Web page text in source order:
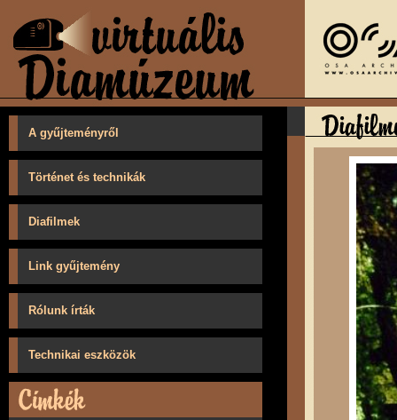
A gyűjteményről
Történet és technikák
Diafilmek
Link gyűjtemény
Rólunk írták
Technikai eszközök